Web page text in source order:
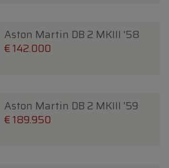
Aston Martin DB 2 MKIII '58
€ 142.000
Aston Martin DB 2 MKIII '59
€ 189.950